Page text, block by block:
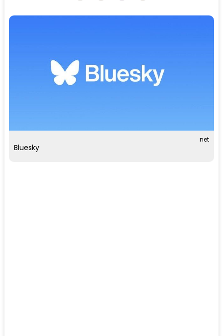
net
Bluesky